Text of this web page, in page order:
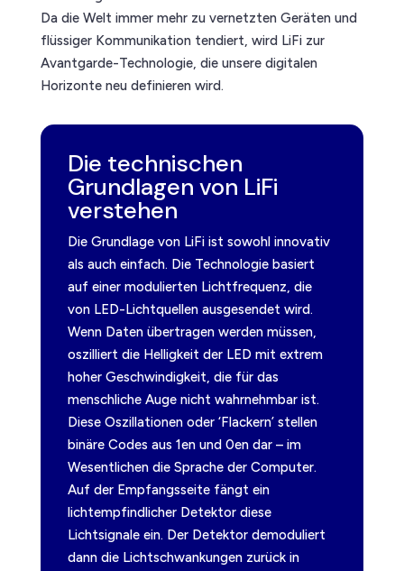
Da die Welt immer mehr zu vernetzten Geräten und
flüssiger Kommunikation tendiert, wird LiFi zur
Avantgarde-Technologie, die unsere digitalen
Horizonte neu definieren wird.
Die technischen
Grundlagen von LiFi
verstehen
Die Grundlage von LiFi ist sowohl innovativ
als auch einfach. Die Technologie basiert
auf einer modulierten Lichtfrequenz, die
von LED-Lichtquellen ausgesendet wird.
Wenn Daten übertragen werden müssen,
oszilliert die Helligkeit der LED mit extrem
hoher Geschwindigkeit, die für das
menschliche Auge nicht wahrnehmbar ist.
Diese Oszillationen oder ‘Flackern’ stellen
binäre Codes aus 1en und 0en dar – im
Wesentlichen die Sprache der Computer.
Auf der Empfangsseite fängt ein
lichtempfindlicher Detektor diese
Lichtsignale ein. Der Detektor demoduliert
dann die Lichtschwankungen zurück in